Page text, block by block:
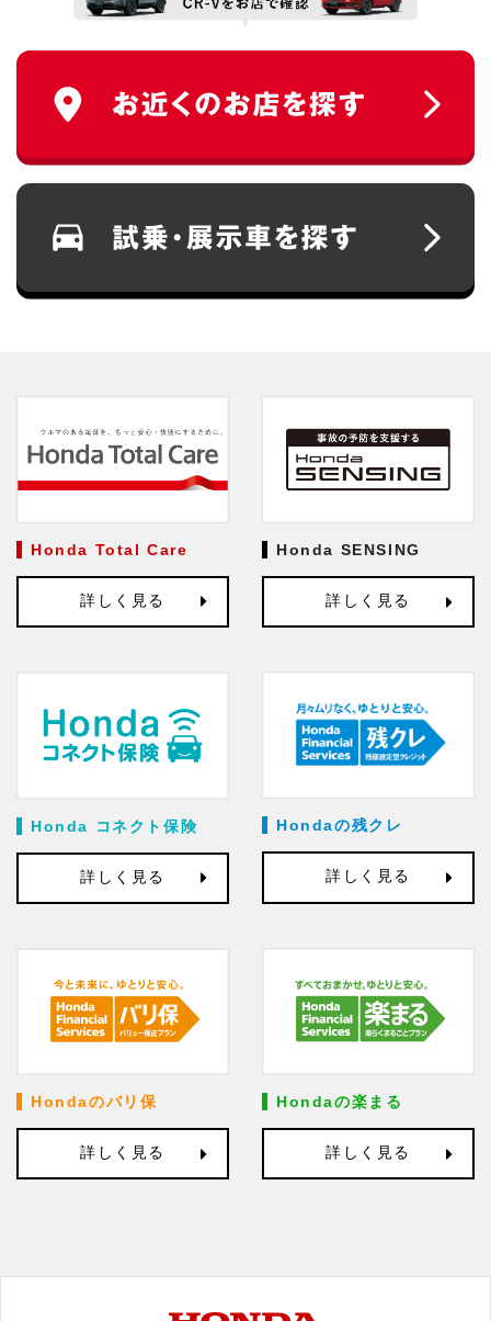
Honda Total Care
詳しく見る
Honda SENSING
詳しく見る
Honda コネクト保険
詳しく見る
Hondaの残クレ
詳しく見る
Hondaのバリ保
詳しく見る
Hondaの楽まる
詳しく見る